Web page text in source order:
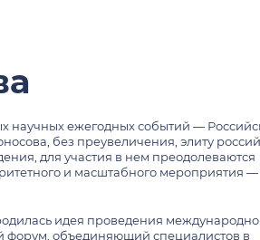
для поступающих на
иностранных граждан,
поступающих на магистерские
по английскому языку для
согласие на обработку
на сайте МГУ
научных ежегодных событий —
без преувеличения, элиту
для участия в нем преодолеваются
и масштабного мероприятия
идея проведения
форум, объединяющий специалистов в